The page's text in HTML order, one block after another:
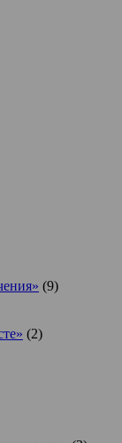
(9)
(2)